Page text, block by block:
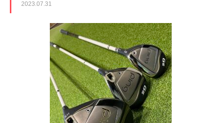
2023.07.31